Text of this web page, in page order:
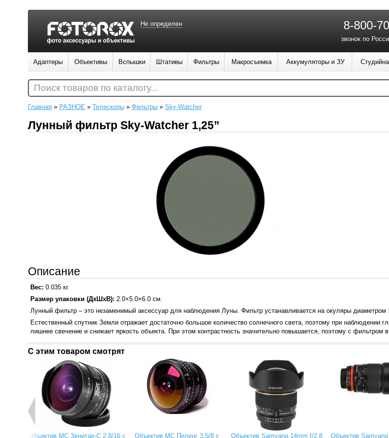
Главная » РАЗНОЕ » Телескопы » Фильтры » Sky-Watcher
Лунный фильтр Sky-Watcher 1,25”
Описание
Вес: 0.035 кг.
Размер упаковки (ДхШхВ): 2.0×5.0×6.0 см.
Лунный фильтр – это незаменимый аксессуар для наблюдения Луны. Фильтр устанавливается на окуляры диаметром
Естественный спутник Земли отражает достаточно большое количество солнечного света, поэтому при
лишнее свечение и снижает яркость объекта. При этом контрастность значительно повышается, поэтому с
С этим товаром смотрят
Объектив МС Зенитар-C 2,8/16 с Объектив МС Пеленг 3.5/8 с Объектив Samyang 14mm f/2.8 Объектив
Не определен 8-800-
звонок по
Адаптеры Объективы Вспышки Штативы Фильтры Макросъемка Аккумуляторы и ЗУ
Поиск товаров по каталогу...